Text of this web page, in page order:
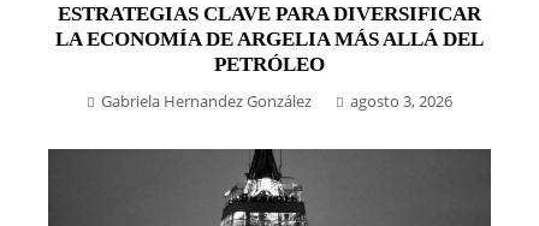
ESTRATEGIAS CLAVE PARA DIVERSIFICAR
LA ECONOMÍA DE ARGELIA MÁS ALLÁ DEL
PETRÓLEO
Gabriela Hernandez González agosto 3, 2026